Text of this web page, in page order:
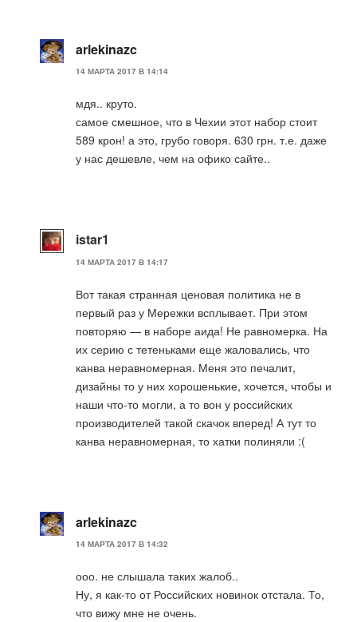
arlekinazc
14 МАРТА 2017 В 14:14
мдя.. круто.
самое смешное, что в Чехии этот набор стоит
589 крон! а это, грубо говоря. 630 грн. т.е. даже
у нас дешевле, чем на офико сайте..
istar1
14 МАРТА 2017 В 14:17
Вот такая странная ценовая политика не в
первый раз у Мережки всплывает. При этом
повторяю — в наборе аида! Не равномерка. На
их серию с тетеньками еще жаловались, что
канва неравномерная. Меня это печалит,
дизайны то у них хорошенькие, хочется, чтобы и
наши что-то могли, а то вон у российских
производителей такой скачок вперед! А тут то
канва неравномерная, то хатки полиняли :(
arlekinazc
14 МАРТА 2017 В 14:32
ооо. не слышала таких жалоб..
Ну, я как-то от Российских новинок отстала. То,
что вижу мне не очень.